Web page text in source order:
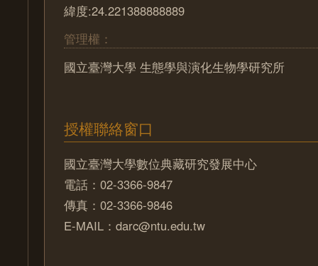
緯度:24.221388888889
管理權：
國立臺灣大學 生態學與演化生物學研究所
授權聯絡窗口
國立臺灣大學數位典藏研究發展中心
電話：02-3366-9847
傳真：02-3366-9846
E-MAIL：darc@ntu.edu.tw